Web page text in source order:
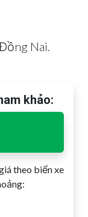
Nai.
khảo:
theo biển xe